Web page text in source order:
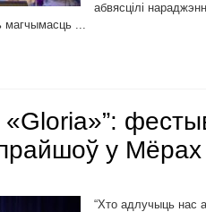
абвясцілі
магчымасць ...
у Мёрах
“Хто адлучыць нас